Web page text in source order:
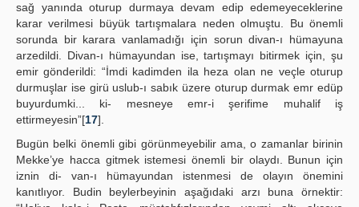
sağ yanında oturup durmaya devam edip edemeyeceklerine
karar verilmesi büyük tartışmalara neden olmuştu. Bu önemli
sorunda bir karara vanlamadığı için sorun divan-ı hümayuna
arzedildi. Divan-ı hümayundan ise, tartışmayı bitirmek için, şu
emir gönderildi: “İmdi kadimden ila heza olan ne veçle oturup
durmuşlar ise girü uslub-ı sabık üzere oturup durmak emr edüp
buyurdumki... ki- mesneye emr-i şerifime muhalif iş
ettirmeyesin”[17].
Bugün belki önemli gibi görünmeyebilir ama, o zamanlar birinin
Mekke’ye hacca gitmek istemesi önemli bir olaydı. Bunun için
iznin di- van-ı hümayundan istenmesi de olayın önemini
kanıtlıyor. Budin beylerbeyinin aşağıdaki arzı buna örnektir: